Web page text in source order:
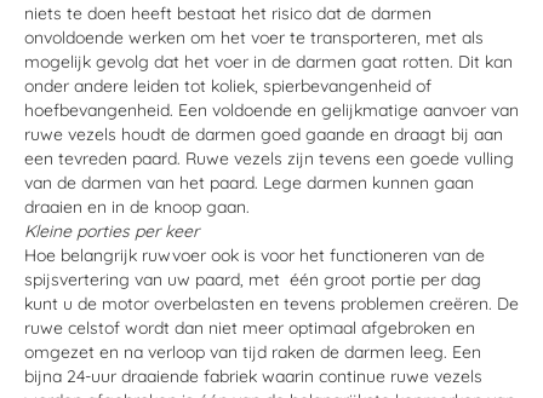
niets te doen heeft bestaat het risico dat de darmen
onvoldoende werken om het voer te transporteren, met als
mogelijk gevolg dat het voer in de darmen gaat rotten. Dit kan
onder andere leiden tot koliek, spierbevangenheid of
hoefbevangenheid. Een voldoende en gelijkmatige aanvoer van
ruwe vezels houdt de darmen goed gaande en draagt bij aan
een tevreden paard. Ruwe vezels zijn tevens een goede vulling
van de darmen van het paard. Lege darmen kunnen gaan
draaien en in de knoop gaan.
Kleine porties per keer
Hoe belangrijk ruwvoer ook is voor het functioneren van de
spijsvertering van uw paard, met één groot portie per dag
kunt u de motor overbelasten en tevens problemen creëren. De
ruwe celstof wordt dan niet meer optimaal afgebroken en
omgezet en na verloop van tijd raken de darmen leeg. Een
bijna 24-uur draaiende fabriek waarin continue ruwe vezels